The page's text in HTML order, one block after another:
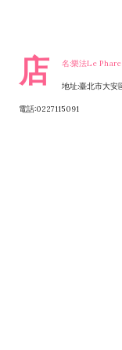
店 名:樂法Le
地址:臺北市大安
電話:0227115091